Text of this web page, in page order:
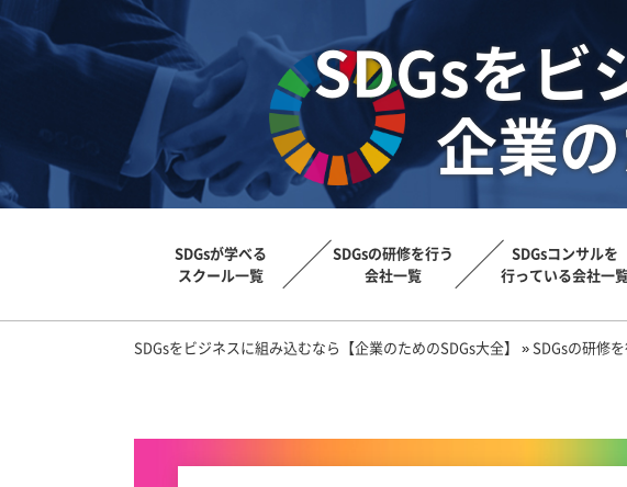
SDGsをビ
企業
SDGsが学べる
スクール一覧
SDGsの研修を行う
会社一覧
SDGsコンサルを
行っている会社一
SDGsをビジネスに組み込むなら【企業のためのSDGs大全】 »SDGsの研修